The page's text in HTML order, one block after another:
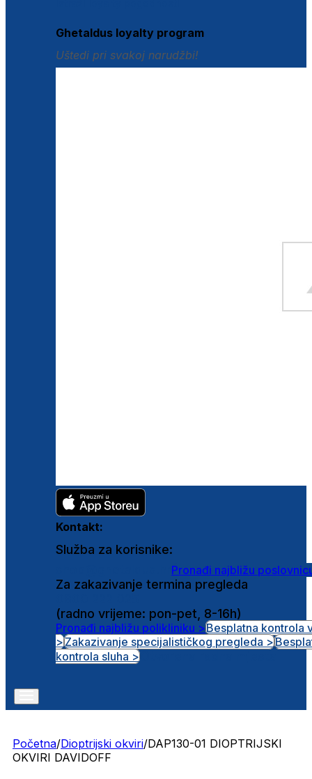
Ghetaldus loyalty program
Uštedi pri svakoj narudžbi!
Kontakt:
Služba za korisnike:
Pronađi najbližu
Za zakazivanje termina pregleda
(radno vrijeme: pon-pet, 8-16h)
Pronađi najbližu polikliniku >Besplatna kontrola
>Zakazivanje specijalističkog pregleda >
kontrola sluha >
Početna/Dioptrijski okviri/DAP130-01 DIOPTRIJSKI
OKVIRI DAVIDOFF